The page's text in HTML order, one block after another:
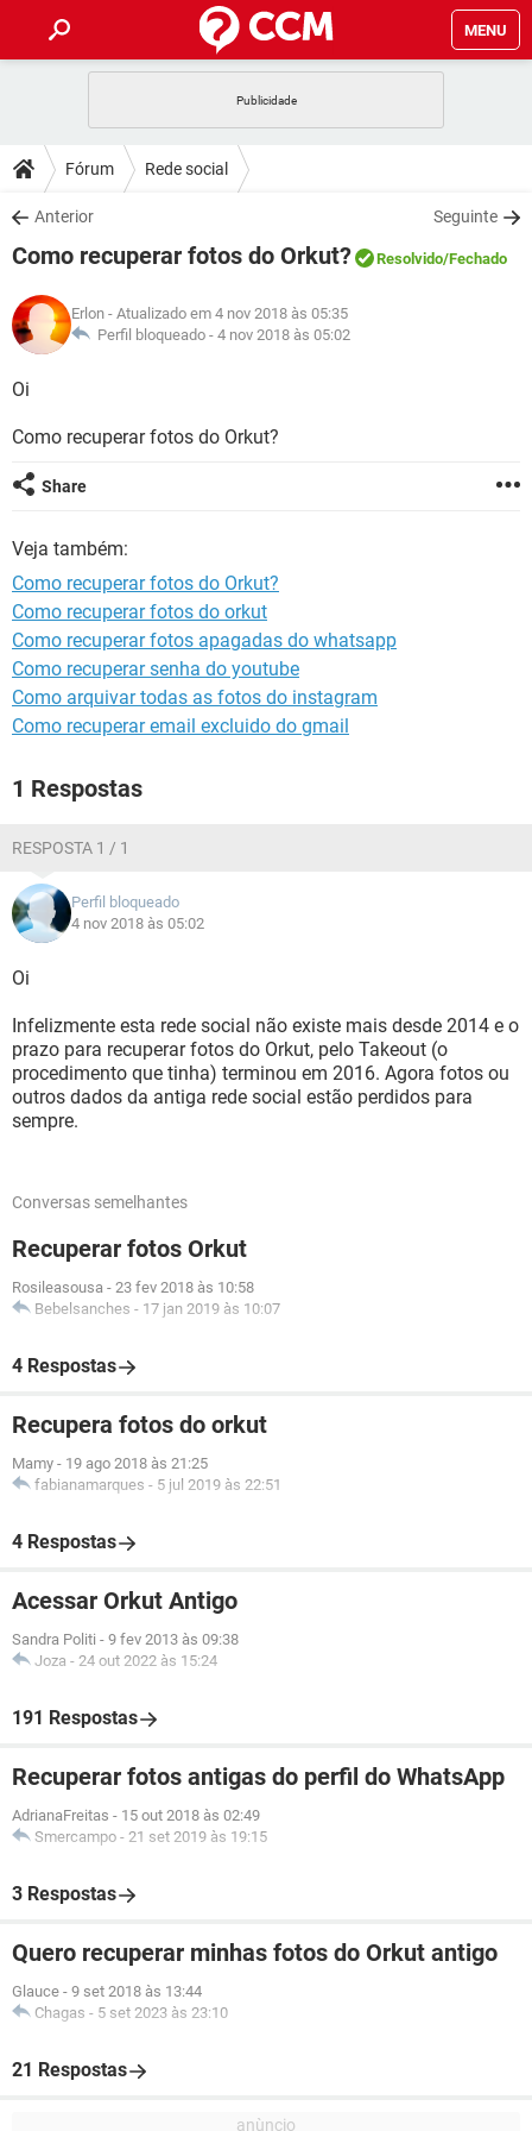
MENU
CELULAR
OUTLOOK
INSTAGRAM GMAIL
GUIA DE COMPRAS
DICAS
JOGOS
INSTAGRAM GMAIL
GUIA DE COMPRAS
DOWNLOADS
JOGOS WHATSAPP
CELULAR
OUTLOOK EXCEL
INSTAGRAM
JOGOS WHATSAPP
CELULAR
OUTLOOK
INSTAGRAM
GUIA DE COMPRAS
GLOSSÁRIO
JOGOS
INSTAGRAM
GUIA DE COMPRAS
Fórum Rede social
Anterior Seguinte
Como recuperar fotos do Orkut? Resolvido/Fechado
Erlon - Atualizado em 4 nov 2018 às 05:35
Perfil bloqueado - 4 nov 2018 às 05:02
Oi
Como recuperar fotos do Orkut?
Share
Veja também:
Como recuperar fotos do Orkut?
Como recuperar fotos do orkut
Como recuperar fotos apagadas do whatsapp
Como recuperar senha do youtube
Como arquivar todas as fotos do instagram
Como recuperar email excluido do gmail
1 Respostas
RESPOSTA 1 / 1
Perfil bloqueado
4 nov 2018 às 05:02
Oi
Infelizmente esta rede social não existe mais desde 2014 e o
prazo para recuperar fotos do Orkut, pelo Takeout (o
procedimento que tinha) terminou em 2016. Agora fotos ou
outros dados da antiga rede social estão perdidos para
sempre.
Conversas semelhantes
Recuperar fotos Orkut
Rosileasousa - 23 fev 2018 às 10:58
Bebelsanches - 17 jan 2019 às 10:07
4 Respostas
Recupera fotos do orkut
Mamy - 19 ago 2018 às 21:25
fabianamarques - 5 jul 2019 às 22:51
4 Respostas
Acessar Orkut Antigo
Sandra Politi - 9 fev 2013 às 09:38
Joza - 24 out 2022 às 15:24
191 Respostas
Recuperar fotos antigas do perfil do WhatsApp
AdrianaFreitas - 15 out 2018 às 02:49
Smercampo - 21 set 2019 às 19:15
3 Respostas
Quero recuperar minhas fotos do Orkut antigo
Glauce - 9 set 2018 às 13:44
Chagas - 5 set 2023 às 23:10
21 Respostas